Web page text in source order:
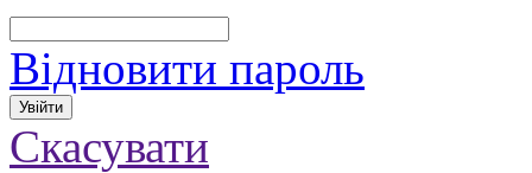
Відновити пароль
Скасувати